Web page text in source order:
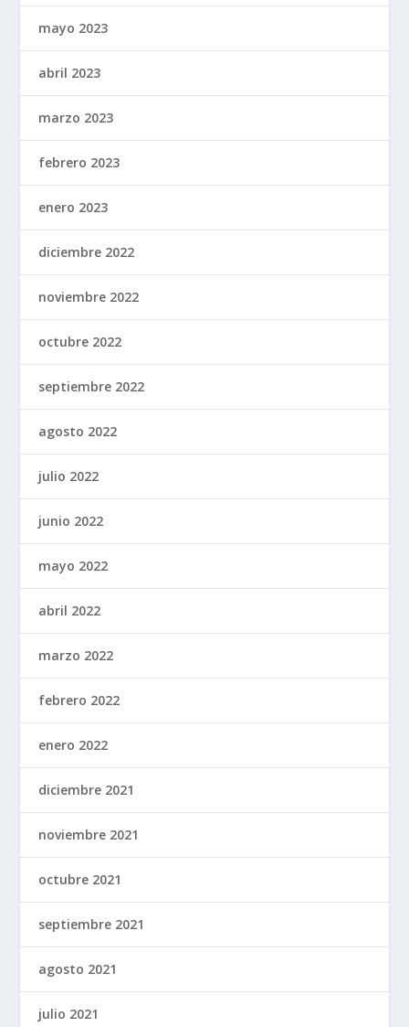
mayo 2023
abril 2023
marzo 2023
febrero 2023
enero 2023
diciembre 2022
noviembre 2022
octubre 2022
septiembre 2022
agosto 2022
julio 2022
junio 2022
mayo 2022
abril 2022
marzo 2022
febrero 2022
enero 2022
diciembre 2021
noviembre 2021
octubre 2021
septiembre 2021
agosto 2021
julio 2021